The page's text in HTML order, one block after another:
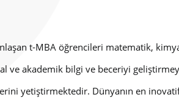
t-MBA öğrencileri matematik,
ve akademik bilgi ve beceriyi
yetiştirmektedir. Dünyanın en